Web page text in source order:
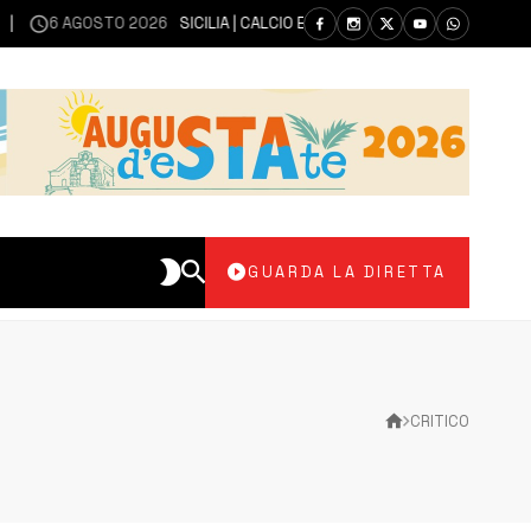
6 AGOSTO 2026 SICILIA | CALCIO ECCELLENZA, COPPA ITALIA: IL 30
GUARDA LA DIRETTA
CRITICO